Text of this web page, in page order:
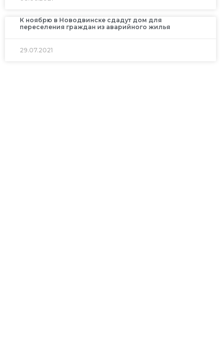
К ноябрю в Новодвинске сдадут дом для
переселения граждан из аварийного жилья
29.07.2021